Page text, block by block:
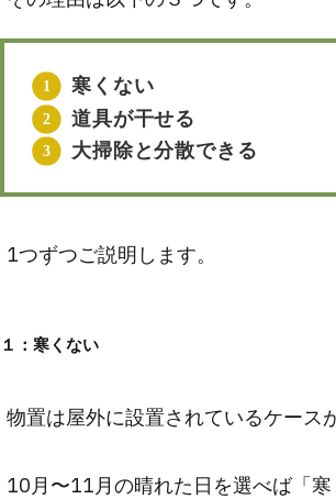
寒くない
道具が干せる
大掃除と分散できる
1つずつご説明します。
１：寒くない
物置は屋外に設置されているケース
10月〜11月の晴れた日を選べば「